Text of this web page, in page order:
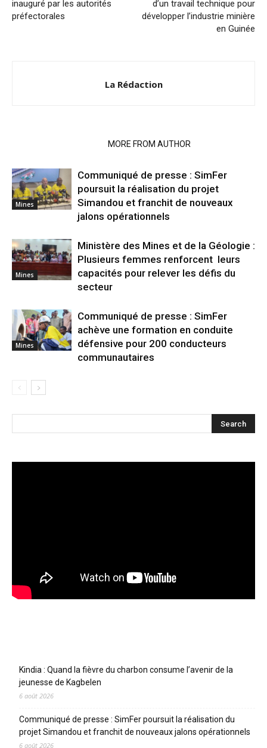
inauguré par les autorités
préfectorales
d’un travail technique pour
développer l’industrie minière
en Guinée
La Rédaction
MORE FROM AUTHOR
Mines
Communiqué de presse : SimFer
poursuit la réalisation du projet
Simandou et franchit de nouveaux
jalons opérationnels
Mines
Ministère des Mines et de la Géologie :
Plusieurs femmes renforcent leurs
capacités pour relever les défis du
secteur
Mines
Communiqué de presse : SimFer
achève une formation en conduite
défensive pour 200 conducteurs
communautaires
Kindia : Quand la fièvre du charbon consume l’avenir de la
jeunesse de Kagbelen
6 août 2026
Communiqué de presse : SimFer poursuit la réalisation du
projet Simandou et franchit de nouveaux jalons opérationnels
6 août 2026